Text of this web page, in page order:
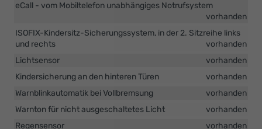
eCall - vom Mobiltelefon unabhängiges Notrufsystem
vorhanden
ISOFIX-Kindersitz-Sicherungssystem, in der 2. Sitzreihe links
und rechts
vorhanden
Lichtsensor
vorhanden
Kindersicherung an den hinteren Türen
vorhanden
Warnblinkautomatik bei Vollbremsung
vorhanden
Warnton für nicht ausgeschaltetes Licht
vorhanden
Regensensor
vorhanden